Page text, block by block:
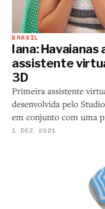
BRASIL
Iana:
assistente
3D
Primeira assistente
desenvolvida pelo
em conjunto com uma
1 DEZ 2021